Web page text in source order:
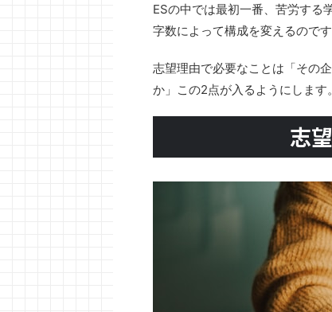
ESの中では最初一番、苦労する
字数によって構成を変えるので
志望理由で必要なことは「その
か」この2点が入るようにします。
志